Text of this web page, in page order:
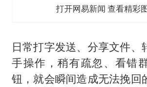
打开网易新闻 查看精彩
日常打字发送、分享文件、
手操作，稍有疏忽、看错
钮，就会瞬间造成无法挽回